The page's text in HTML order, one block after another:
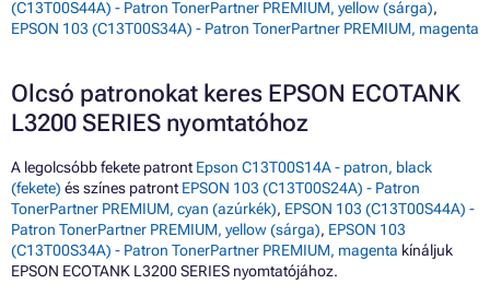
(C13T00S44A) - Patron TonerPartner PREMIUM, yellow (sárga),
EPSON 103 (C13T00S34A) - Patron TonerPartner PREMIUM, magenta
Olcsó patronokat keres EPSON ECOTANK
L3200 SERIES nyomtatóhoz
A legolcsóbb fekete patront Epson C13T00S14A - patron, black
(fekete) és színes patront EPSON 103 (C13T00S24A) - Patron
TonerPartner PREMIUM, cyan (azúrkék), EPSON 103 (C13T00S44A) -
Patron TonerPartner PREMIUM, yellow (sárga), EPSON 103
(C13T00S34A) - Patron TonerPartner PREMIUM, magenta kínáljuk
EPSON ECOTANK L3200 SERIES nyomtatójához.